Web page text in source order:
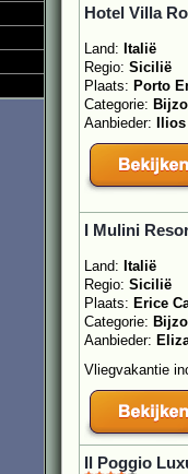
Hotel Villa
Land: Italië
Regio: Sicilië
Plaats: Porto
Categorie:
Aanbieder:
I Mulini
Land: Italië
Regio: Sicilië
Plaats: Erice
Categorie:
Aanbieder:
Vliegvakantie
Il Poggio